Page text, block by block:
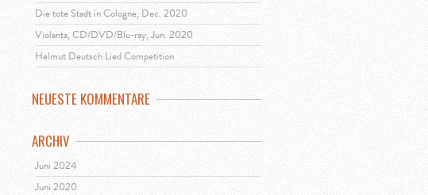
Die tote Stadt in Cologne, Dec. 2020
Violanta, CD/DVD/Blu-ray, Jun. 2020
Helmut Deutsch Lied Competition
NEUESTE KOMMENTARE
ARCHIV
Juni 2024
Juni 2020